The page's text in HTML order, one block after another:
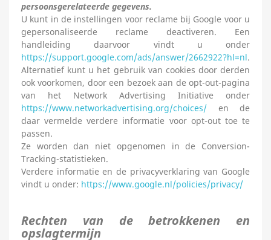
persoonsgerelateerde gegevens.
U kunt in de instellingen voor reclame bij Google voor u
gepersonaliseerde reclame deactiveren. Een
handleiding daarvoor vindt u onder
https://support.google.com/ads/answer/2662922?hl=nl.
Alternatief kunt u het gebruik van cookies door derden
ook voorkomen, door een bezoek aan de opt-out-pagina
van het Network Advertising Initiative onder
https://www.networkadvertising.org/choices/ en de
daar vermelde verdere informatie voor opt-out toe te
passen.
Ze worden dan niet opgenomen in de Conversion-
Tracking-statistieken.
Verdere informatie en de privacyverklaring van Google
vindt u onder: https://www.google.nl/policies/privacy/
Rechten van de betrokkenen en
opslagtermijn